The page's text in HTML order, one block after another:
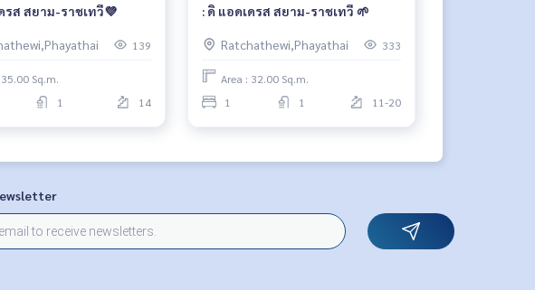
รส สยาม-ราชเทวี💜
139
Sq.m.
1 14
: ดิ แอดเดรส สยาม-ราชเทวี 🌱
Ratchathewi,Phayathai 333
Area : 32.00 Sq.m.
1
1 11-20